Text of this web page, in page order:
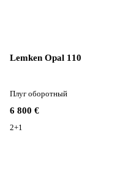
Lemken Opal 110
6 800 €
Плуг оборотный
2+1